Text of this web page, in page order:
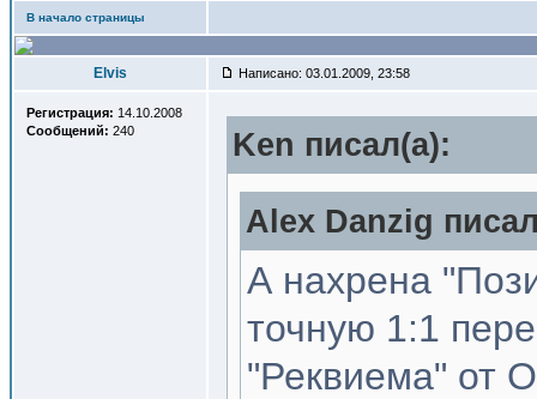
В начало страницы
Elvis Написано: 03.01.2009, 23:58
Регистрация: 14.10.2008
Сообщений: 240 Ken писал(a):
Alex Danzig
А нахрена
точную 1:1
"Реквиема" от